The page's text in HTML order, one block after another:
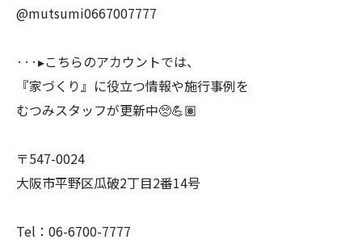
@mutsumi0667007777
···▸こちらのアカウントでは、
『家づくり』に役立つ情報や施行事例を
むつみスタッフが更新中🥺💪🏽
〒547-0024
大阪市平野区瓜破2丁目2番14号
Tel：06-6700-7777